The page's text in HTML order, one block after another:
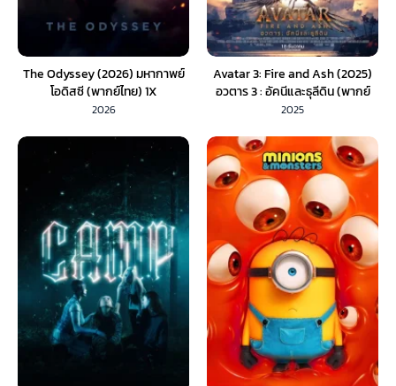
The Odyssey (2026) มหากาพย์
โอดิสซี (พากย์ไทย) 1X
2026
Avatar 3: Fire and Ash (2025)
อวตาร 3 : อัคนีและธุลีดิน (พากย์
ไทย)
2025